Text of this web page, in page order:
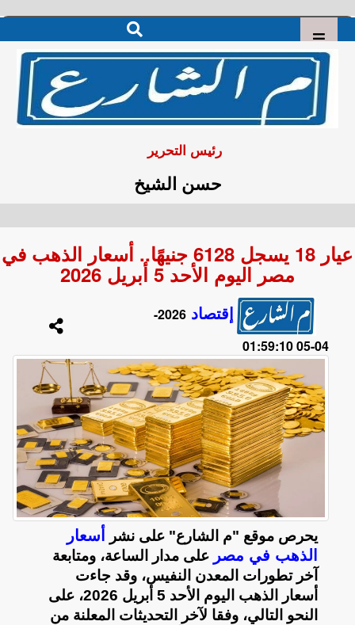
رئيس التحرير
حسن الشيخ
عيار 18 يسجل 6128 جنيهًا.. أسعار الذهب في
مصر اليوم الأحد 5 أبريل 2026
إقتصاد
2026-
04-05 01:59:10
يحرص موقع "م الشارع" على نشر
أسعار
الذهب في مصر على مدار الساعة، ومتابعة
آخر تطورات المعدن النفيس، وقد جاءت
أسعار الذهب اليوم الأحد 5 أبريل 2026، على
النحو التالي، وفقا لآخر التحديثات المعلنة من